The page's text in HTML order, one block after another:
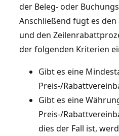
der Beleg- oder
Anschließend fügt es
und den
der folgenden Kriterien
Gibt es eine
Preis-/
Gibt es eine
Preis-/
dies der Fall ist,